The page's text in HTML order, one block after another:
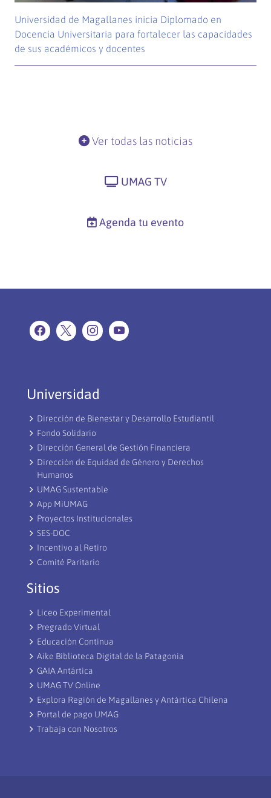
Universidad de Magallanes inicia Diplomado en
Docencia Universitaria para fortalecer las capacidades
de sus académicos y docentes
Ver todas las noticias
UMAG TV
Agenda tu evento
Universidad
Dirección de Bienestar y Desarrollo Estudiantil
Fondo Solidario
Dirección General de Gestión Financiera
Dirección de Equidad de Género y Derechos
Humanos
UMAG Sustentable
App MiUMAG
Proyectos Institucionales
SES-DOC
Incentivo al Retiro
Comité Paritario
Sitios
Liceo Experimental
Pregrado Virtual
Educación Continua
Aike Biblioteca Digital de la Patagonia
GAIA Antártica
UMAG TV Online
Explora Región de Magallanes y Antártica Chilena
Portal de pago UMAG
Trabaja con Nosotros